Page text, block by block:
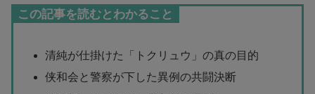
この記事を読むとわかること
清純が仕掛けた「トクリュウ」の真の目的
侠和会と警察が下した異例の共闘決断